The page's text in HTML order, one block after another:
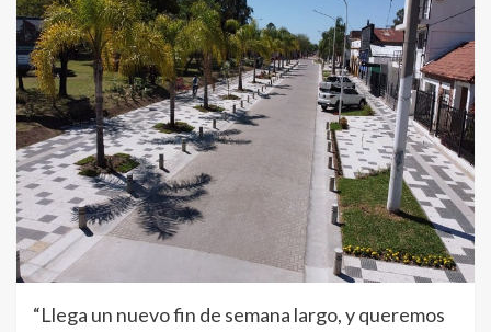
“Llega un nuevo fin de semana largo, y queremos